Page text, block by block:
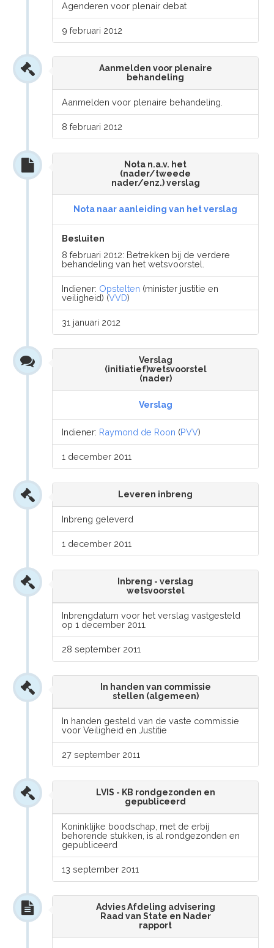
Agenderen voor plenair debat
9 februari 2012
Aanmelden voor plenaire
behandeling
Aanmelden voor plenaire behandeling.
8 februari 2012
Nota n.a.v. het
(nader/tweede
nader/enz.) verslag
Nota naar aanleiding van het verslag
Besluiten
8 februari 2012: Betrekken bij de verdere
behandeling van het wetsvoorstel.
Indiener: Opstelten (minister justitie en
veiligheid) (VVD)
31 januari 2012
Verslag
(initiatief)wetsvoorstel
(nader)
Verslag
Indiener: Raymond de Roon (PVV)
1 december 2011
Leveren inbreng
Inbreng geleverd
1 december 2011
Inbreng - verslag
wetsvoorstel
Inbrengdatum voor het verslag vastgesteld
op 1 december 2011.
28 september 2011
In handen van commissie
stellen (algemeen)
In handen gesteld van de vaste commissie
voor Veiligheid en Justitie
27 september 2011
LVIS - KB rondgezonden en
gepubliceerd
Koninklijke boodschap, met de erbij
behorende stukken, is al rondgezonden en
gepubliceerd
13 september 2011
Advies Afdeling advisering
Raad van State en Nader
rapport